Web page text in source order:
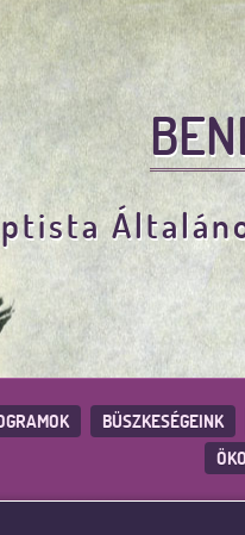
BÜSZKESÉGEINK